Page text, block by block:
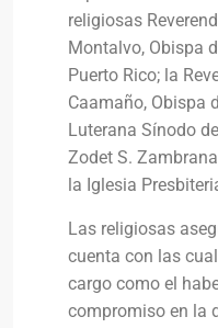
religiosas
Montalvo, Obispa
Puerto Rico; la
Caamaño, Obispa
Luterana Sínodo
Zodet S.
la Iglesia
Las religiosas
cuenta con las
cargo como el
compromiso en la